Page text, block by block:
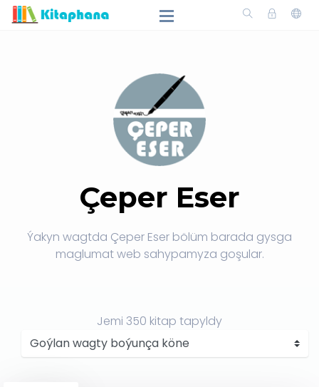
Çeper Eser
Ýakyn wagtda Çeper Eser bölüm barada gysga
maglumat web sahypamyza goşular.
Jemi 350 kitap tapyldy